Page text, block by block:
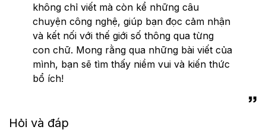
không chỉ viết mà còn kể những câu
chuyện công nghệ, giúp bạn đọc cảm nhận
và kết nối với thế giới số thông qua từng
con chữ. Mong rằng qua những bài viết của
mình, bạn sẽ tìm thấy niềm vui và kiến thức
bổ ích!
Hỏi và đáp